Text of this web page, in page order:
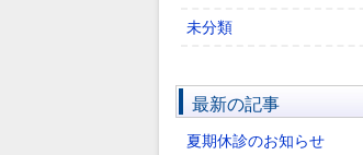
未分類
最新の記事
夏期休診のお知らせ